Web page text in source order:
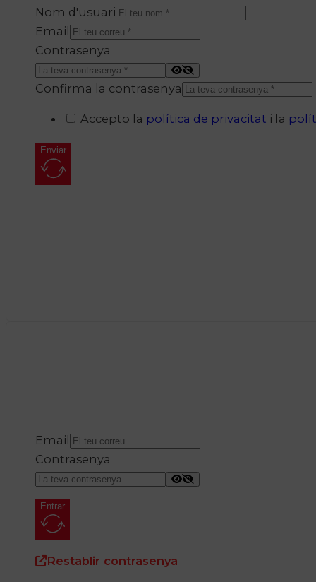
Nom d'usuari
Email
Contrasenya
Confirma la contrasenya
Accepto la política de privacitat i la
Enviar
Email
Contrasenya
Entrar
Restablir contrasenya